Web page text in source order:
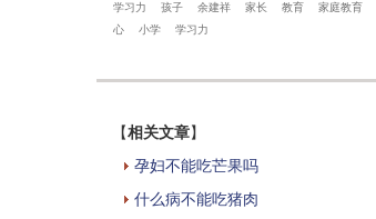
学习力 孩子 余建祥 家长 教育 家庭教育
心
小学 学习力
【相关文章】
孕妇不能吃芒果吗
什么病不能吃猪肉